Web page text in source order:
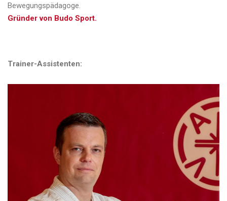
Bewegungspädagoge.
Gründer von Budo Sport.
Trainer-Assistenten: